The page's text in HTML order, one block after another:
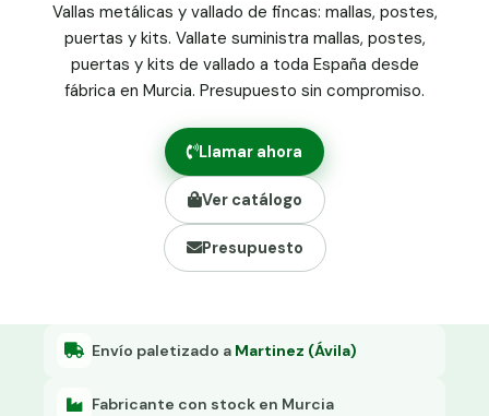
Malla triple torsión
Panel malla H.
Poste malla Hércules
Poste malla simple torsión
Alambre de espino galvanizado
Alambre liso galvanizado
Malla ocultación 70 g/m² verde
Abrazadera PVC malla H.
Grapa malla H.
Vallas metálicas y vallado de fincas: mallas, postes,
puertas y kits. Vallate suministra mallas, postes,
puertas y kits de vallado a toda España desde
fábrica en Murcia. Presupuesto sin compromiso.
Llamar ahora
Ver catálogo
Presupuesto
Envío paletizado a Martinez (Ávila)
Fabricante con stock en Murcia